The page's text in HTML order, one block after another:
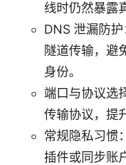
线时仍然暴露
DNS 泄漏防
隧道传输，避
身份。
端口与协议选
传输协议，提
常规隐私习惯
插件或同步账